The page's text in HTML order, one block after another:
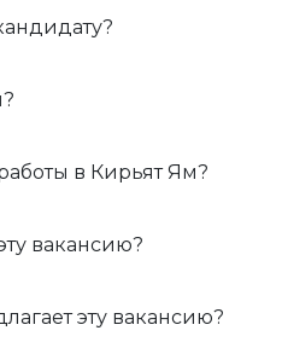
в Кирьят Ям?
вакансию?
эту вакансию?